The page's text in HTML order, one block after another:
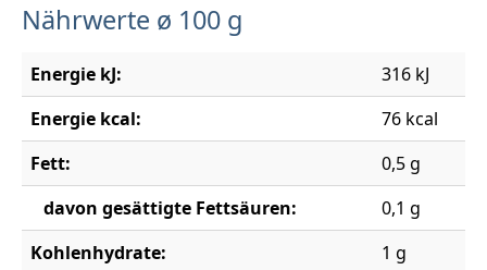
Nährwerte ø 100 g
Energie kJ:
316 kJ
Energie kcal:
76 kcal
Fett:
0,5 g
davon gesättigte Fettsäuren:
0,1 g
Kohlenhydrate:
1 g